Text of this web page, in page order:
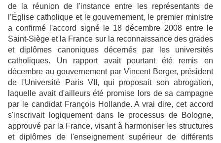
de la réunion de l'instance entre les représentants de
l’Église catholique et le gouvernement, le premier ministre
a confirmé l'accord signé le 18 décembre 2008 entre le
Saint-Siège et la France sur la reconnaissance des grades
et diplômes canoniques décernés par les universités
catholiques. Un rapport avait pourtant été remis en
décembre au gouvernement par Vincent Berger, président
de l'Université Paris VII, qui proposait son abrogation,
laquelle avait d'ailleurs été promise lors de sa campagne
par le candidat François Hollande. A vrai dire, cet accord
s'inscrivait logiquement dans le processus de Bologne,
approuvé par la France, visant à harmoniser les structures
et diplômes de l'enseignement supérieur de différents